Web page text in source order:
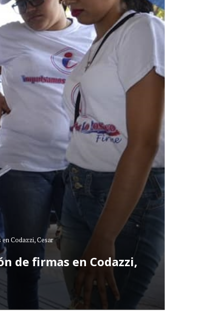
Codazzi, Cesar
de firmas en Codazzi,